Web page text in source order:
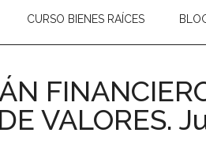
CURSO BIENES RAÍCES
VALORES.